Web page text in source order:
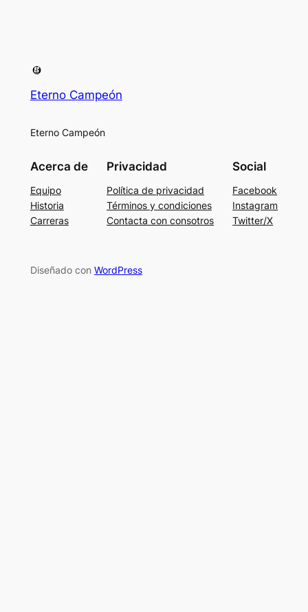
Eterno Campeón
Eterno Campeón
Acerca de
Equipo
Historia
Carreras
Privacidad
Política de privacidad
Términos y condiciones
Contacta con consotros
Social
Facebook
Instagram
Twitter/X
Diseñado con WordPress